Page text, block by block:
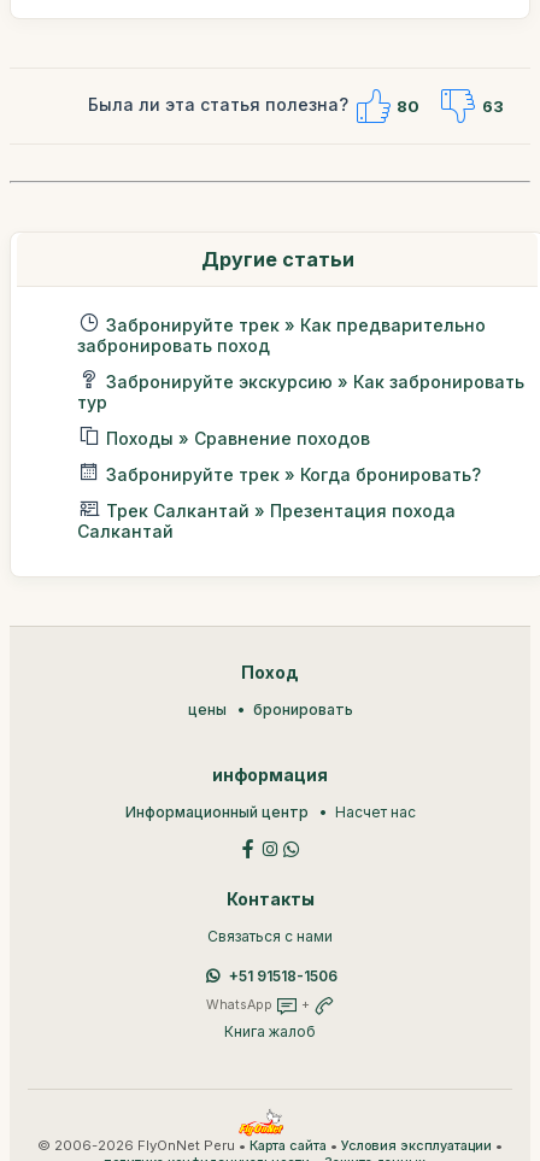
Была ли эта статья полезна? 80 63
Другие статьи
Забронируйте трек » Как предварительно
забронировать поход
Забронируйте экскурсию » Как забронировать
тур
Походы » Сравнение походов
Забронируйте трек » Когда бронировать?
Трек Салкантай » Презентация похода
Салкантай
Поход
цены бронировать
информация
Информационный центр Насчет нас
Контакты
Связаться с нами
+51 91518-1506
WhatsApp +
Книга жалоб
© 2006-2026 FlyOnNet Peru • Карта сайта • Условия эксплуатации •